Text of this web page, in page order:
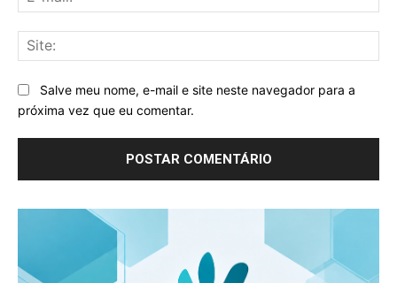
Salve meu nome, e-mail e site neste navegador para a
próxima vez que eu comentar.